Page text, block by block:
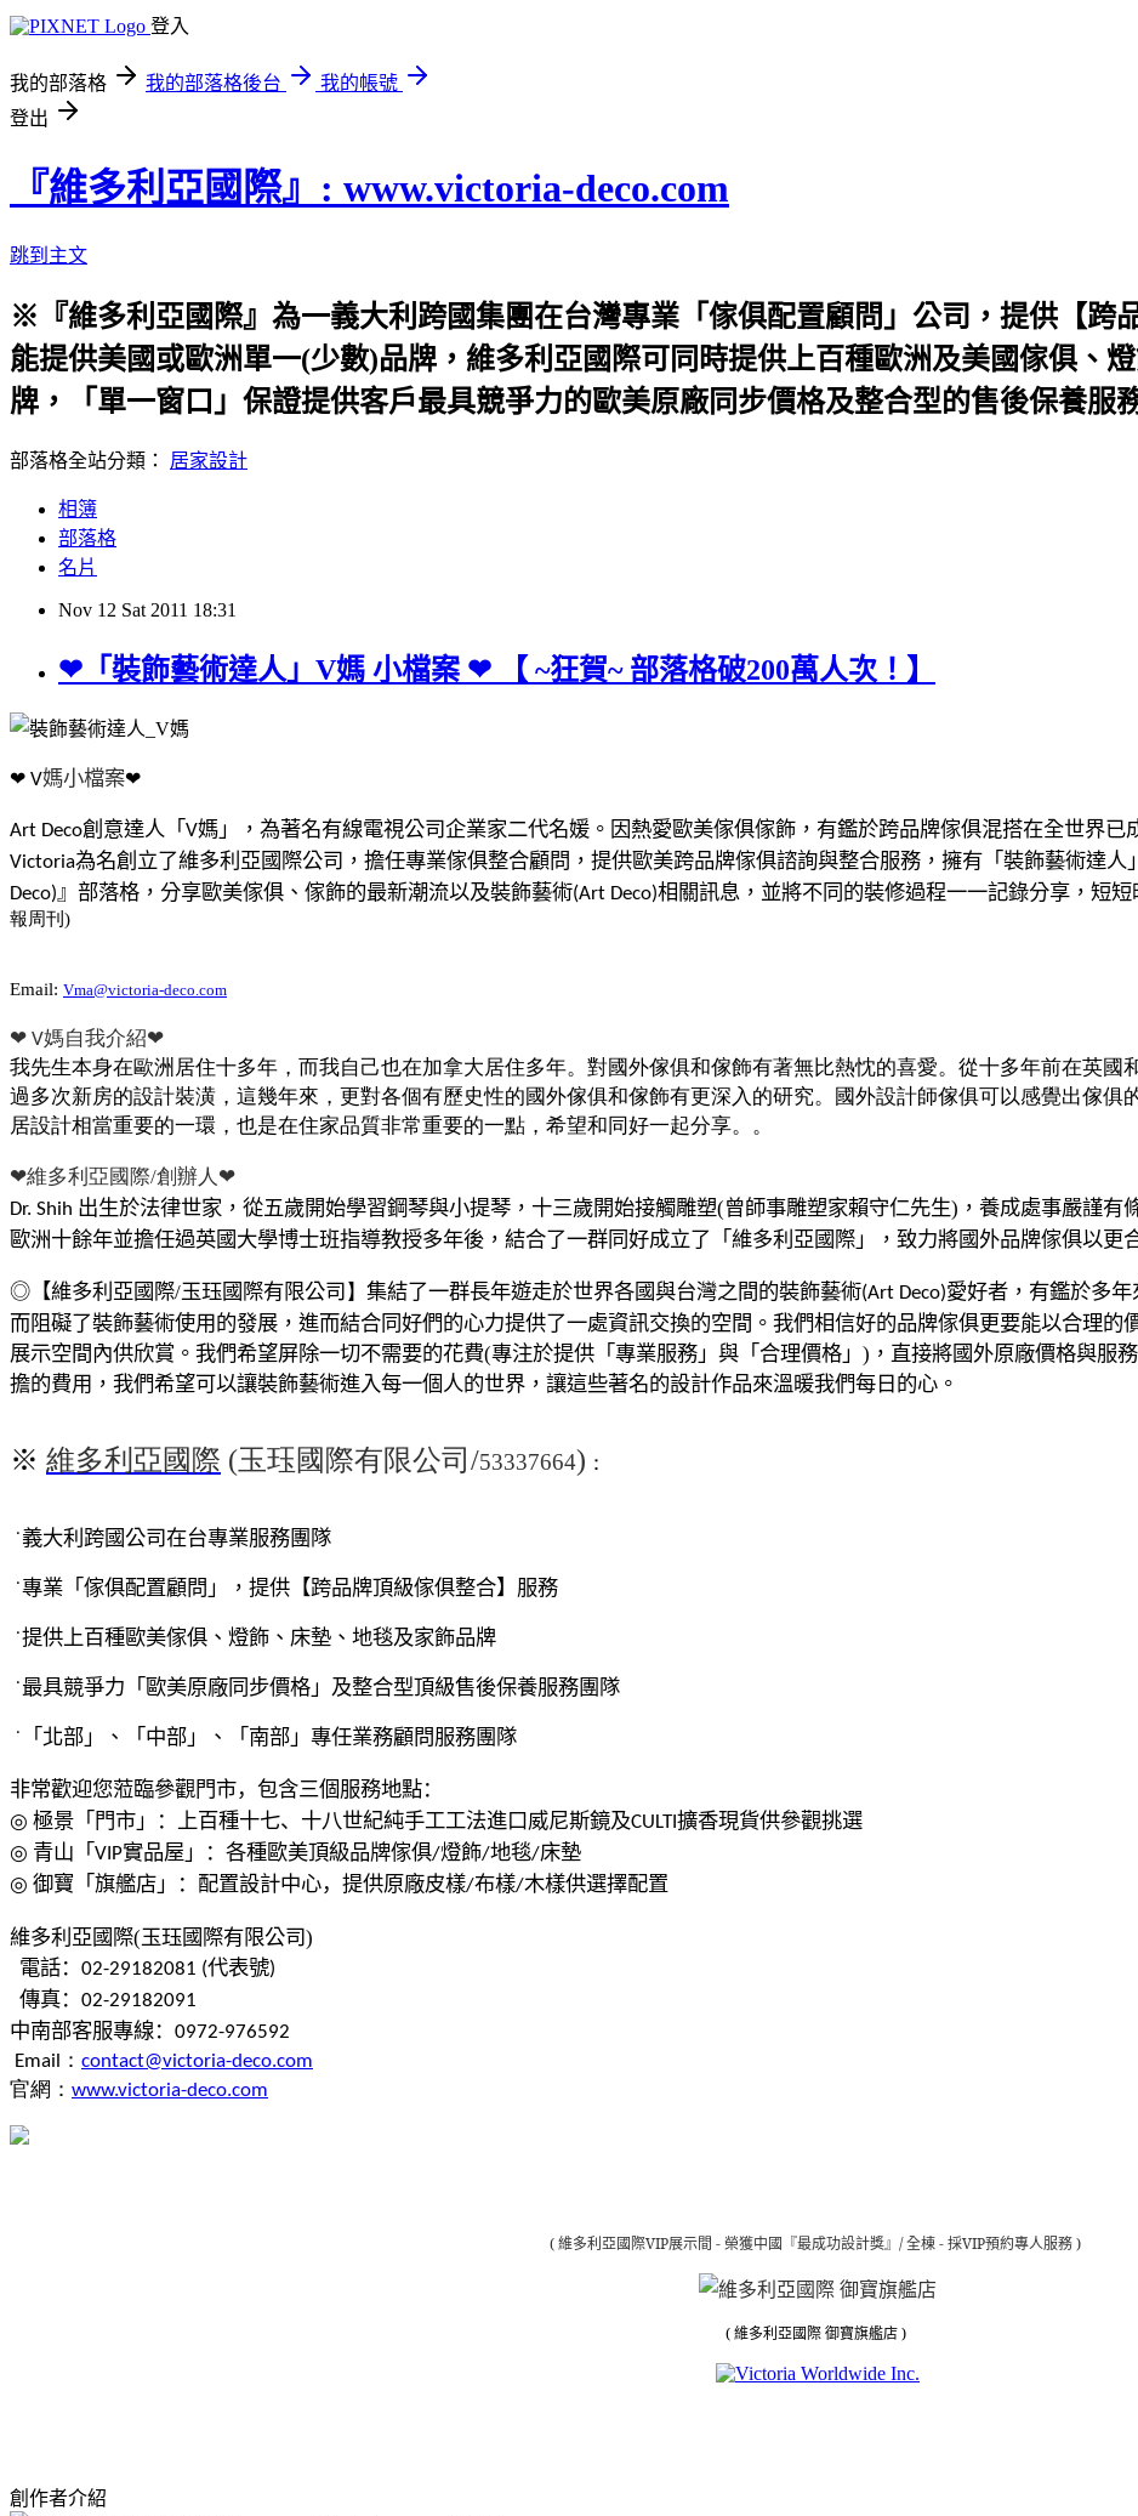
登入
我的部落格 我的部落格後台
我的帳號
登出
『維多利亞國際』: www.victoria-deco.com
跳到主文
※『維多利亞國際』為一義大利跨國集團在台灣專業「傢俱配置顧問」公司，提供【跨
能提供美國或歐洲單一(少數)品牌，維多利亞國際可同時提供上百種歐洲及美國傢俱、
牌，「單一窗口」保證提供客戶最具競爭力的歐美原廠同步價格及整合型的售後保養服
部落格全站分類： 居家設計
相簿
部落格
名片
Nov 12 Sat 2011 18:31
❤「裝飾藝術達人」V媽 小檔案 ❤ 【 ~狂賀~ 部落格破200萬人次！】
❤ V媽小檔案❤
Art Deco創意達人「 V媽」，為著名有線電視公司企業家二代名媛。因熱愛歐美傢俱傢飾，有鑑於跨品牌傢俱混搭在全世界已
Victoria為名創立了維多利亞國際公司，擔任專業傢俱整合顧問，提供歐美跨品牌傢俱諮詢與整合服務，擁有「裝飾藝術達人
Deco) 』部落格，分享歐美傢俱、傢飾的最新潮流以及裝飾藝術(Art Deco)相關訊息，並將不同的裝修過程一一記錄分享，短
報周刊 )
Email: Vma@victoria-deco.com
❤ V媽自我介紹❤
我先生本身在歐洲居住十多年，而我自己也在加拿大居住多年。對國外傢俱和傢飾有著無比熱忱的喜愛。從十多年前在英國
過多次新房的設計裝潢，這幾年來，更對各個有歷史性的國外傢俱和傢飾有更深入的研究。國外設計師傢俱可以感覺出傢
居設計相當重要的一環，也是在住家品質非常重要的一點，希望和同好一起分享。。
❤維多利亞國際/創辦人 ❤
Dr. Shih 出生於法律世家，從五歲開始學習鋼琴與小提琴，十三歲開始接觸雕塑(曾師事雕塑家賴守仁先生)，養成處事嚴謹
歐洲十餘年並擔任過英國大學博士班指導教授多年後，結合了一群同好成立了「維多利亞國際」，致力將國外品牌傢俱以更
◎【維多利亞國際/玉珏國際有限公司 】 集結了一群長年遊走於世界各國與台灣之間的裝飾藝術(Art Deco)愛好者，有鑑於多
而阻礙了裝飾藝術使用的發展，進而結合同好們的心力提供了一處資訊交換的空間。我們相信好的品牌傢俱更要能以合理
展示空間內供欣賞。我們希望屏除一切不需要的花費(專注於提供「專業服務」與「合理價格」)，直接將國外原廠價格與服
擔的費用，我們希望可以讓裝飾藝術進入每一個人的世界，讓這些著名的設計作品來溫暖我們每日的心。
※ 維多利亞國際 (玉珏國際有限公司/53337664) ：
˙義大利跨國公司在台專業服務團隊
˙專業「傢俱配置顧問」，提供【跨品牌頂級傢俱整合】服務
˙提供上百種歐美傢俱、燈飾、床墊、地毯及家飾品牌
˙最具競爭力「歐美原廠同步價格」及整合型頂級售後保養服務團隊
˙ 「北部」、「中部」、「南部」專任業務顧問服務團隊
非常歡迎您蒞臨參觀門市，包含三個服務地點：
◎ 極景 「 門市 」 ：上百種十七、十八世紀純手工工法進口威尼斯鏡及CULTI 擴香現貨供參觀挑選
◎ 青山 「 VIP實品屋 」 ：各種歐美頂級品牌傢俱/燈飾/地毯/床墊
◎ 御寶 「 旗艦店 」 ：配置設計中心，提供原廠皮樣/布樣/木樣供選擇配置
維多利亞國際(玉珏國際有限公司)
電話： 02-29182081 (代表號)
傳真： 02-29182091
中南部客服專線 ： 0972-976592
Email： contact@victoria-deco.com
官網 ： www.victoria-deco.com
(維多利亞國際VIP展示間 - 榮獲中國『最成功設計獎』 /全棟-採VIP預約專人服務)
(維多利亞國際 御寶旗艦店)
創作者介紹